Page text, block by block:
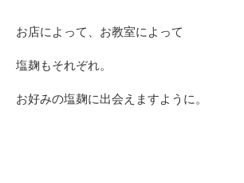
お店によって、お教室によって
塩麹もそれぞれ。
お好みの塩麹に出会えますように。